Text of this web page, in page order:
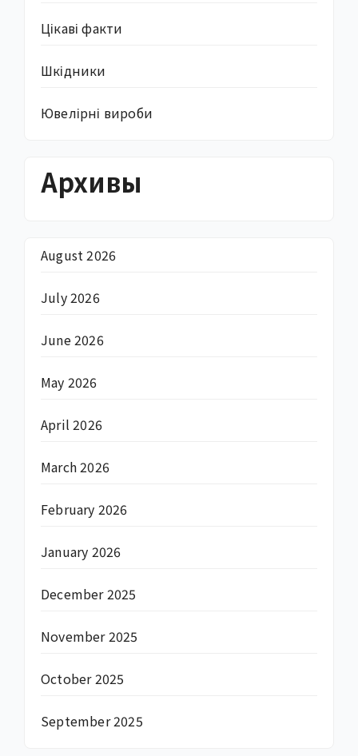
Цікаві факти
Шкідники
Ювелірні вироби
Архивы
August 2026
July 2026
June 2026
May 2026
April 2026
March 2026
February 2026
January 2026
December 2025
November 2025
October 2025
September 2025